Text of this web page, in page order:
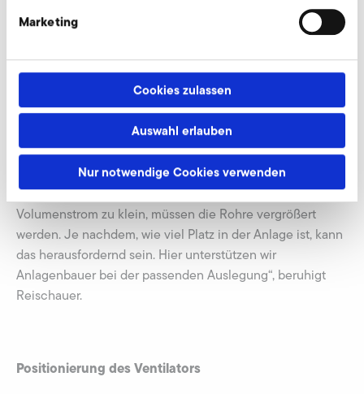
Marketing
Cookies zulassen
Auswahl erlauben
Nur notwendige Cookies verwenden
Luftzuführung? Wie lang ist der Luftweg vom Ventilator
zum Wirkpunkt der Luft? Wie groß sind die
Diese Fragen sollten die Anwender beantworten, rät
Christian Reischauer. Auch Platz spielt in den Anlagen
eine große Rolle und der kostet Geld. Deshalb sind
kompakte Ventilatoren sehr wichtig. Gleichzeitig wirkt
sich das auf die Rohrdurchmesser aus. „Je kleiner sie sind,
desto weniger Platz nehmen sie weg. Sind aber
eingeplante Rohrdurchmesser für den benötigten
Volumenstrom zu klein, müssen die Rohre vergrößert
werden. Je nachdem, wie viel Platz in der Anlage ist, kann
das herausfordernd sein. Hier unterstützen wir
Anlagenbauer bei der passenden Auslegung“, beruhigt
Reischauer.
Positionierung des Ventilators